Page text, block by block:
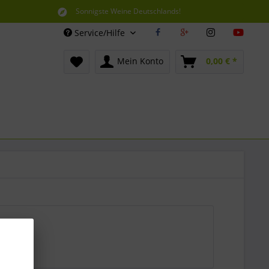
Sonnigste Weine Deutschlands!
Aus den südlichsten Spitzenlagen
Service/Hilfe
Mein Konto 0,00 € *